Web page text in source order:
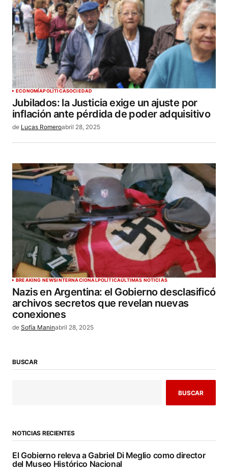
ECONOMÍAPOLÍTICASOCIEDAD
Jubilados: la Justicia exige un ajuste por
inflación ante pérdida de poder adquisitivo
de Lucas Romeroabril 28, 2025
BREAKING NEWSINTERNACIONALPOLÍTICAÚLTIMAS NOTICIAS
Nazis en Argentina: el Gobierno desclasificó
archivos secretos que revelan nuevas
conexiones
de Sofía Maninabril 28, 2025
BUSCAR
BUSCAR
NOTICIAS RECIENTES
El Gobierno releva a Gabriel Di Meglio como director
del Museo Histórico Nacional